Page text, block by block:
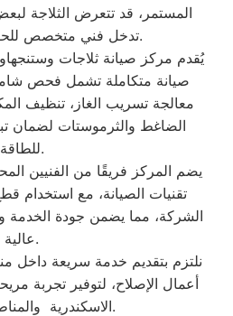
المستمر، قد تتعرض الثلاجة
تدخل فني متخصص للحفاظ على كفاءتها.
يُقدم مركز صيانة ثلاجات
صيانة متكاملة تشمل فحص
معالجة تسريب الغاز، تنظيف
الضاغط والثرموستات لضمان
للطاقة.
يضم المركز فريقًا من الفنيين
تقنيات الصيانة، مع استخدام
الشركة، مما يضمن جودة الخدمة
عالية.
نلتزم بتقديم خدمة سريعة داخل
أعمال الإصلاح، لتوفير تجربة
الاسكندرية والمناطق المجاورة.